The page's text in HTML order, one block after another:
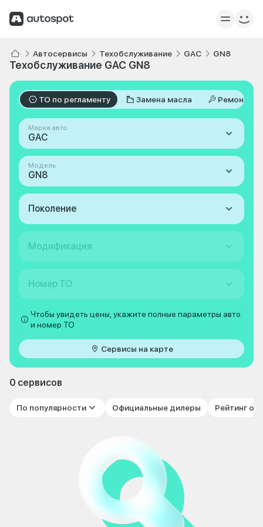
Автосервисы Техобслуживание GAC GN8
Техобслуживание GAC GN8
ТО по регламенту Замена масла Ремонт
Марка авто
GAC
Модель
GN8
Поколение
Модификация
Номер ТО
Чтобы увидеть цены, укажите полные параметры авто
и номер ТО
Сервисы на карте
0 сервисов
По популярности Официальные дилеры Рейтинг